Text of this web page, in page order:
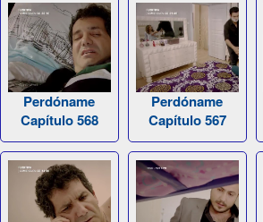
Perdóname
Capítulo 568
Perdóname
Capítulo 567